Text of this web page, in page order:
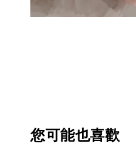
您可能也喜歡